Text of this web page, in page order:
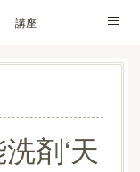
講座
剤‘天